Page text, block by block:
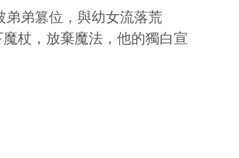
弟弟篡位，與幼女流落荒
杖，放棄魔法，他的獨白宣